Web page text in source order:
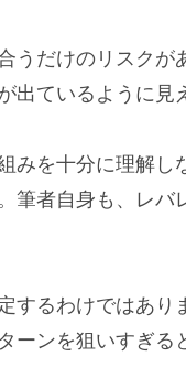
うだけのリスクが
出ているように
みを十分に理解し
筆者自身も、レバ
するわけではあり
ーンを狙いすぎ